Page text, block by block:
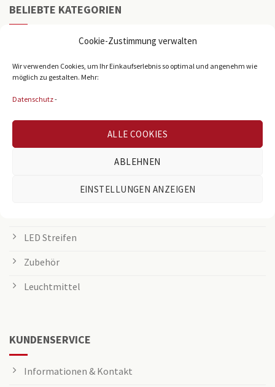
Cookie-Zustimmung verwalten
Wir verwenden Cookies, um Ihr Einkaufserlebnis so optimal und angenehm wie
möglich zu gestalten. Mehr:
Datenschutz-
ALLE COOKIES
ABLEHNEN
EINSTELLUNGEN ANZEIGEN
BELIEBTE KATEGORIEN
Büroleuchten
LED Panel
Grow Lampen
LED Streifen
Zubehör
Leuchtmittel
KUNDENSERVICE
Informationen & Kontakt